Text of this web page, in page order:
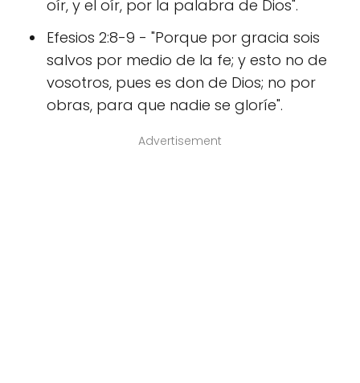
oír, y el oír, por la palabra de Dios".
Efesios 2:8-9 - "Porque por gracia sois
salvos por medio de la fe; y esto no de
vosotros, pues es don de Dios; no por
obras, para que nadie se gloríe".
Advertisement